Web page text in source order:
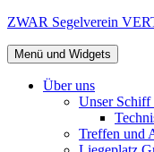
Zum
springen
ZWAR Segelverein
Menü und Widgets
Über uns
Unser
Treffen und